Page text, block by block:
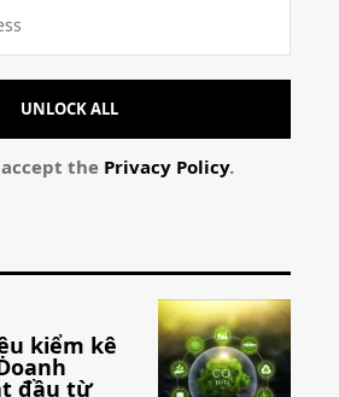
UNLOCK ALL
the Privacy Policy.
kiểm kê
đầu từ